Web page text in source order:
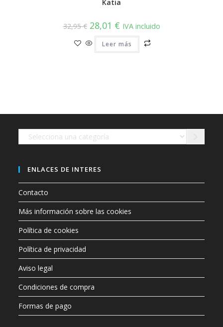
Katia
32,95€ El
precio
original
era:
32,95 €.
28,01 €El
precio
actual
es:
28,01 €.
IVA incluido
Leer más
Selecciona
una
ENLACES DE INTERES
Contacto
Más información sobre las cookies
Política de cookies
Política de privacidad
Aviso legal
Condiciones de compra
Formas de pago